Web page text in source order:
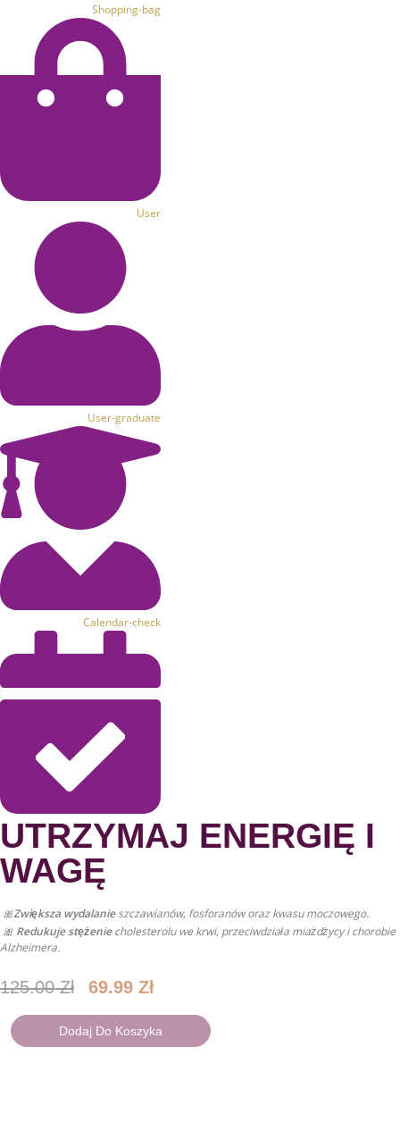
Shopping-bag
User
User-graduate
Calendar-check
UTRZYMAJ ENERGIĘ I
WAGĘ
🎀Zwiększa wydalanieszczawianów, fosforanów oraz kwasu moczowego.
🎀 Redukuje stężeniecholesterolu we krwi, przeciwdziała miażdżycy i chorobie
Alzheimera.
125.00Zł
Pierwotna
Cena
Wynosiła:
125.00 Zł.
69.99 Zł
Aktualna
Cena
ilość
UTRZYMAJ
ENERGIĘ
Dodaj Do Koszyka